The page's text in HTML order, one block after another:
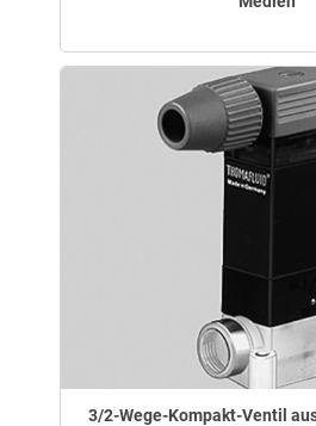
3/2-Wege-Kompakt-Ventil